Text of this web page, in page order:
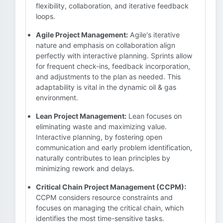
flexibility, collaboration, and iterative feedback
loops.
Agile Project Management: Agile's iterative
nature and emphasis on collaboration align
perfectly with interactive planning. Sprints allow
for frequent check-ins, feedback incorporation,
and adjustments to the plan as needed. This
adaptability is vital in the dynamic oil & gas
environment.
Lean Project Management: Lean focuses on
eliminating waste and maximizing value.
Interactive planning, by fostering open
communication and early problem identification,
naturally contributes to lean principles by
minimizing rework and delays.
Critical Chain Project Management (CCPM):
CCPM considers resource constraints and
focuses on managing the critical chain, which
identifies the most time-sensitive tasks.